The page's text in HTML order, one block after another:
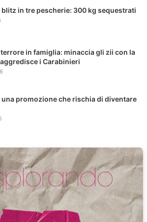
blitz in tre pescherie: 300 kg sequestrati
in famiglia: minaccia gli zii con la
i Carabinieri
una promozione che rischia di diventare